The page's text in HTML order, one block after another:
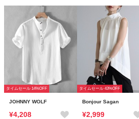
タイムセール 14%OFF
JOHNNY WOLF
¥4,208
タイムセール 43%OFF
Bonjour Sagan
¥2,999